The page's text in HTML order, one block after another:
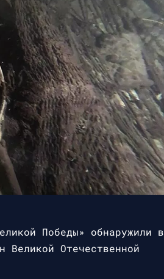
Победы» обнаружили в
Великой Отечественной